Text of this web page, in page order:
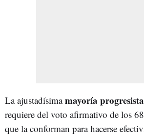
La ajustadísimamayoría progresista
requiere del voto afirmativo de los
que la conforman para hacerse